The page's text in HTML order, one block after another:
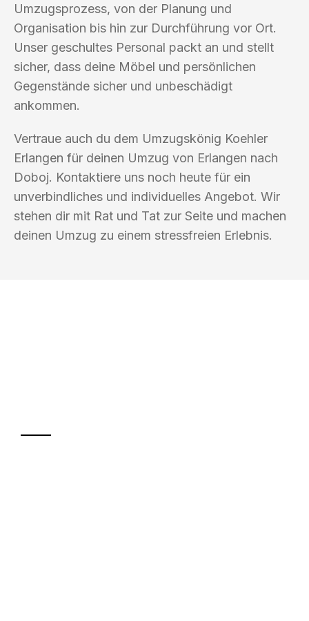
Umzugsprozess, von der Planung und
Organisation bis hin zur Durchführung vor Ort.
Unser geschultes Personal packt an und stellt
sicher, dass deine Möbel und persönlichen
Gegenstände sicher und unbeschädigt
ankommen.
Vertraue auch du dem Umzugskönig Koehler
Erlangen für deinen Umzug von Erlangen nach
Doboj. Kontaktiere uns noch heute für ein
unverbindliches und individuelles Angebot. Wir
stehen dir mit Rat und Tat zur Seite und machen
deinen Umzug zu einem stressfreien Erlebnis.